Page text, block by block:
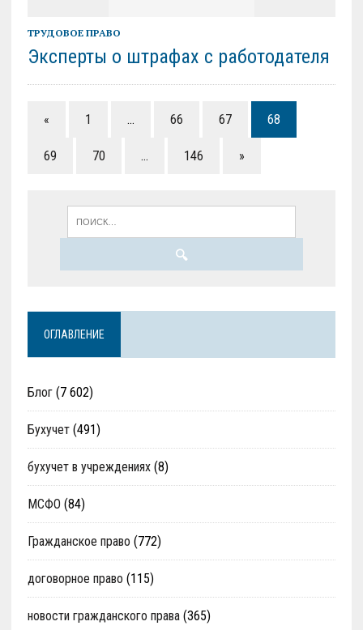
ТРУДОВОЕ ПРАВО
Эксперты о штрафах с работодателя
« 1 … 66 67 68
69 70 … 146 »
ОГЛАВЛЕНИЕ
Блог(7 602)
Бухучет(491)
бухучет в учреждениях(8)
МСФО (84)
Гражданское право (772)
договорное право (115)
новости гражданского права(365)